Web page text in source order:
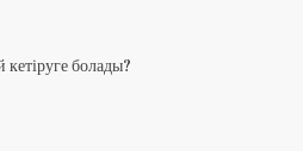
кетіруге болады?